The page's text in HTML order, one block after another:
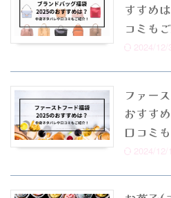
すすめ
コミも
2024/12/
ファー
おすす
口コミ
2024/12/